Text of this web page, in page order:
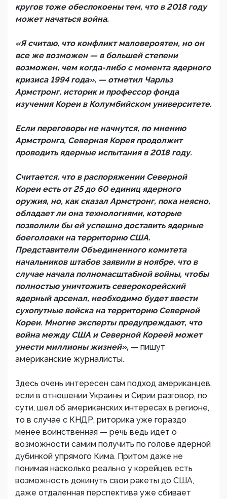
кругов тоже обеспокоены тем, что в 2018 году
может начаться война.
«Я считаю, что конфликт маловероятен, но он
все же возможен — в большей степени
возможен, чем когда-либо с момента ядерного
кризиса 1994 года», — отметил Чарльз
Армстронг, историк и профессор фонда
изучения Кореи в Колумбийском университете.
Если переговоры не начнутся, по мнению
Армстронга, Северная Корея продолжит
проводить ядерные испытания в 2018 году.
Считается, что в распоряжении Северной
Кореи есть от 25 до 60 единиц ядерного
оружия, но, как сказал Армстронг, пока неясно,
обладает ли она технологиями, которые
позволили бы ей успешно доставить ядерные
боеголовки на территорию США.
Представители Объединенного комитета
начальников штабов заявили в ноябре, что в
случае начала полномасштабной войны, чтобы
полностью уничтожить северокорейский
ядерный арсенал, необходимо будет ввести
сухопутные войска на территорию Северной
Кореи. Многие эксперты предупреждают, что
война между США и Северной Кореей может
унести миллионы жизней», — пишут
американские журналисты.
Здесь очень интересен сам подход американцев,
если в отношении Украины и Сирии разговор, по
сути, шел об американских интересах в регионе,
то в случае с КНДР, риторика уже гораздо
менее воинственная — речь ведь идет о
возможности самим получить по голове ядерной
дубинкой упрямого Кима. Притом даже не
понимая насколько реально у корейцев есть
возможность докинуть свои ракеты до США,
даже отдаленная перспектива уже сбивает